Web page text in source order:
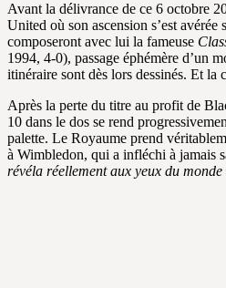
Avant la délivrance de ce 6 octobre
United où son ascension s’est
composeront avec lui la fameuse
1994, 4-0), passage éphémère d’un
itinéraire sont dès lors dessinés. Et la
Après la perte du titre au profit de
10 dans le dos se rend
palette. Le Royaume prend
à Wimbledon, qui a infléchi à jamais
révéla réellement aux yeux du monde